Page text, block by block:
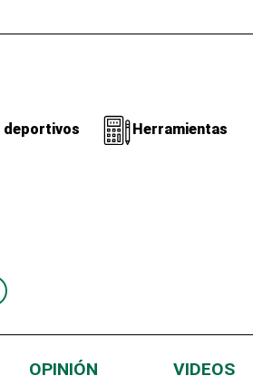
deportivos Herramientas
OPINIÓN VIDEOS